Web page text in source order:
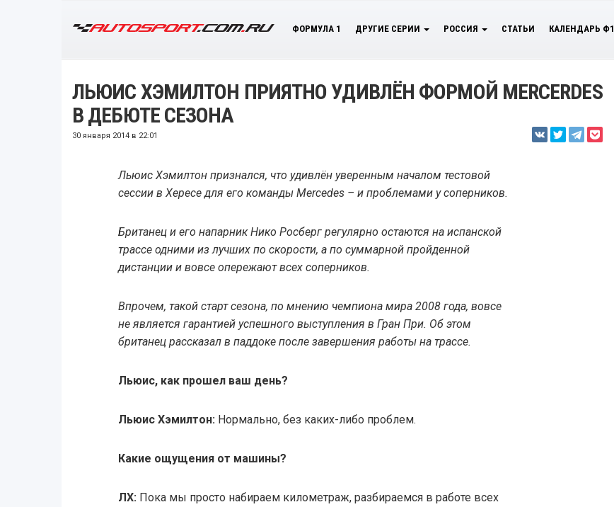
ФОРМУЛА 1 ДРУГИЕ СЕРИИ РОССИЯ СТАТЬИ КАЛЕНДАРЬ Ф1
ЛЬЮИС ХЭМИЛТОН ПРИЯТНО УДИВЛЁН ФОРМОЙ MERCERDES
В ДЕБЮТЕ СЕЗОНА
30 января 2014 в 22:01
Льюис Хэмилтон признался, что удивлён уверенным началом тестовой
сессии в Хересе для его команды Mercedes – и проблемами у соперников.
Британец и его напарник Нико Росберг регулярно остаются на испанской
трассе одними из лучших по скорости, а по суммарной пройденной
дистанции и вовсе опережают всех соперников.
Впрочем, такой старт сезона, по мнению чемпиона мира 2008 года, вовсе
не является гарантией успешного выступления в Гран При. Об этом
британец рассказал в паддоке после завершения работы на трассе.
Льюис, как прошел ваш день?
Льюис Хэмилтон: Нормально, без каких-либо проблем.
Какие ощущения от машины?
ЛХ: Пока мы просто набираем километраж, разбираемся в работе всех